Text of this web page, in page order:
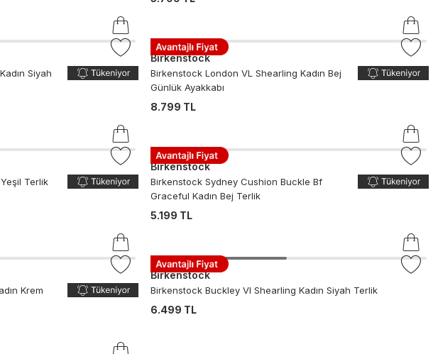
Siyah
Birkenstock
Birkenstock London VL Shearling Kadın Bej
Günlük Ayakkabı
8.799 TL
Terlik
Birkenstock
Birkenstock Sydney Cushion Buckle Bf
Graceful Kadın Bej Terlik
5.199 TL
Krem
Birkenstock
Birkenstock Buckley Vl Shearling Kadın Siyah Terlik
6.499 TL